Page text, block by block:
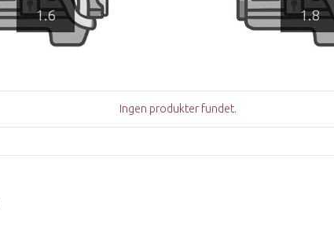
1.6 1.8
Ingen produkter fundet.